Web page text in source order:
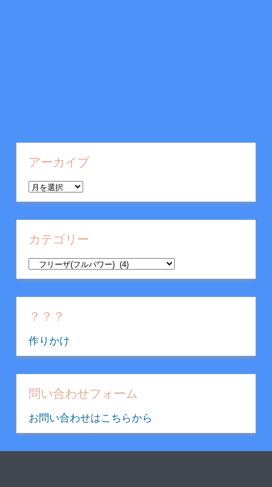
アーカイブ
ア
ー
カ
イ
カテゴリー
テ
ゴ
リ
？？？
作りかけ
問い合わせフォーム
お問い合わせはこちらから